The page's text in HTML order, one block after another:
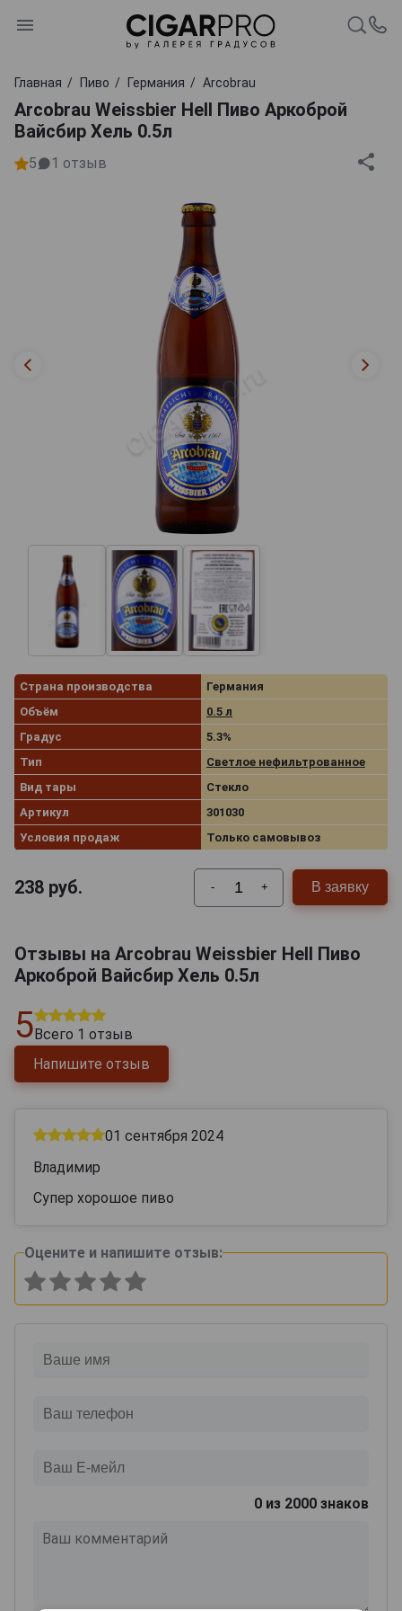
Главная Пиво Германия Arcobrau
Arcobrau Weissbier Hell Пиво Аркоброй
Вайсбир Хель 0.5л
5 1 отзыв
Страна производства
Германия
Объём
0.5 л
Градус
5.3%
Тип
Светлое нефильтрованное
Вид тары
Стекло
Артикул
301030
Условия продаж
Только самовывоз
238 руб. - + В заявку
Отзывы на Arcobrau Weissbier Hell Пиво
Аркоброй Вайсбир Хель 0.5л
5Всего 1 отзыв
Напишите отзыв
01 сентября 2024
Владимир
Супер хорошое пиво
Оцените и напишите отзыв:
0 из 2000 знаков